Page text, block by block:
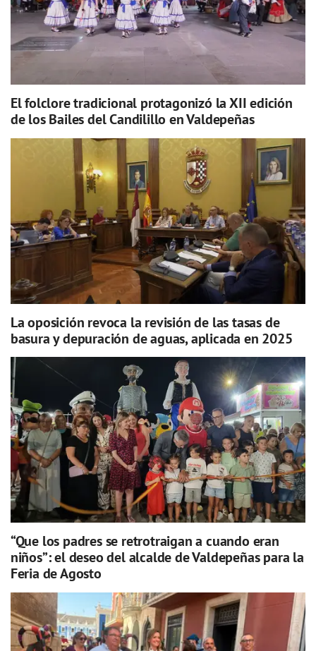
El folclore tradicional protagonizó la XII edición
de los Bailes del Candilillo en Valdepeñas
La oposición revoca la revisión de las tasas de
basura y depuración de aguas, aplicada en 2025
“Que los padres se retrotraigan a cuando eran
niños”: el deseo del alcalde de Valdepeñas para la
Feria de Agosto